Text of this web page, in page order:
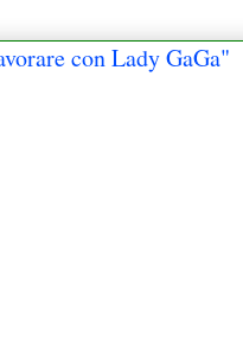
con Lady GaGa"